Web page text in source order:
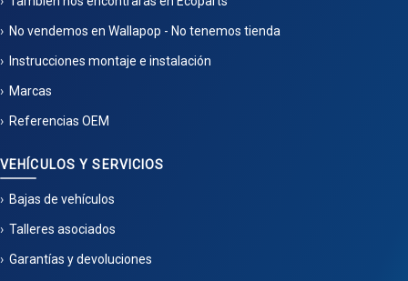
No vendemos en Wallapop - No tenemos tienda
Instrucciones montaje e instalación
Marcas
Referencias OEM
VEHÍCULOS Y SERVICIOS
Bajas de vehículos
Talleres asociados
Garantías y devoluciones